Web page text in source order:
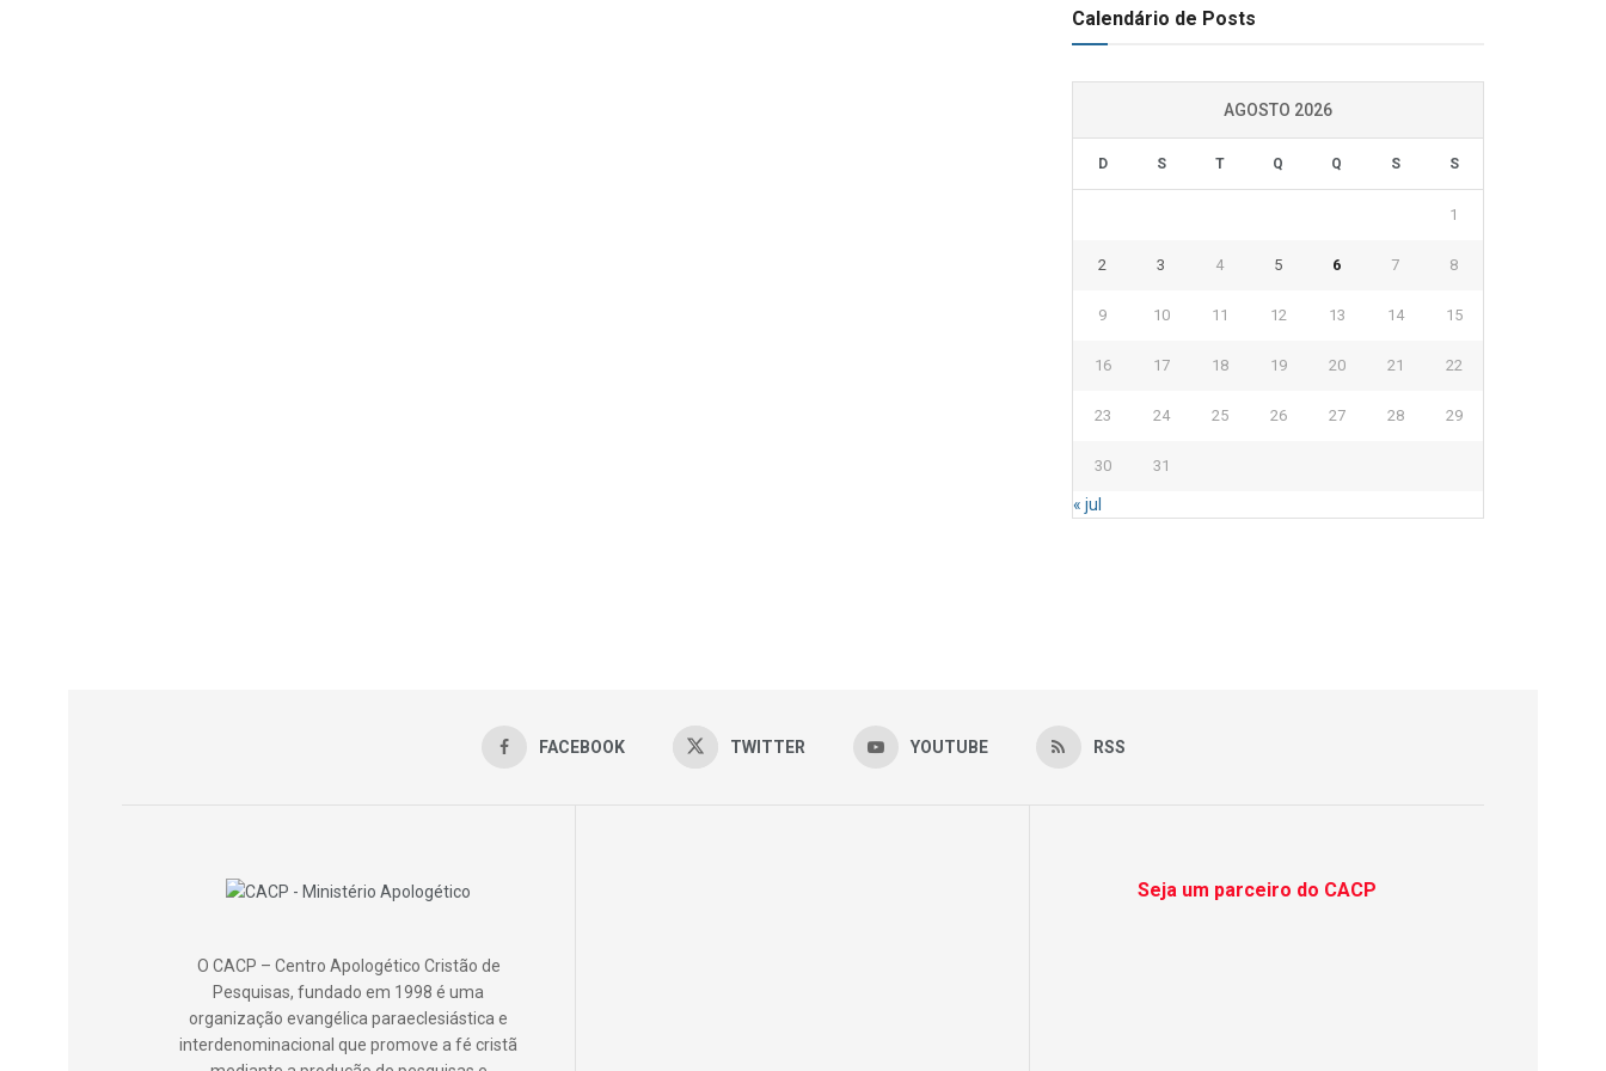
Calendário de Posts
AGOSTO 2026
D S T Q Q S S
1
2 3 4 5 6 7 8
9 10 11 12 13 14 15
16 17 18 19 20 21 22
23 24 25 26 27 28 29
30 31
« jul
FACEBOOK TWITTER YOUTUBE RSS
O CACP – Centro Apologético Cristão de
Pesquisas, fundado em 1998 é uma
organização evangélica paraeclesiástica e
interdenominacional que promove a fé cristã
Seja um parceiro do CACP